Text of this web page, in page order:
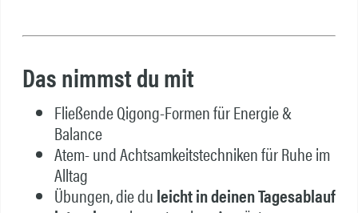
Das nimmst du mit
Fließende Qigong-Formen für Energie &
Balance
Atem- und Achtsamkeitstechniken für Ruhe im
Alltag
Übungen, die duleicht in deinen Tagesablauf